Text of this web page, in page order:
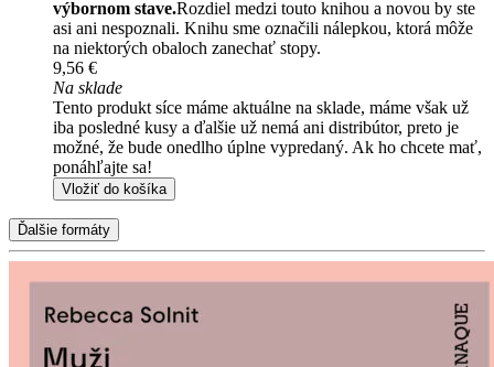
výbornom stave.Rozdiel medzi touto knihou a novou by ste
asi ani nespoznali. Knihu sme označili nálepkou, ktorá môže
na niektorých obaloch zanechať stopy.
9,56 €
Na sklade
Tento produkt síce máme aktuálne na sklade, máme však už
iba posledné kusy a ďalšie už nemá ani distribútor, preto je
možné, že bude onedlho úplne vypredaný. Ak ho chcete mať,
ponáhľajte sa!
Vložiť do košíka
Ďalšie formáty